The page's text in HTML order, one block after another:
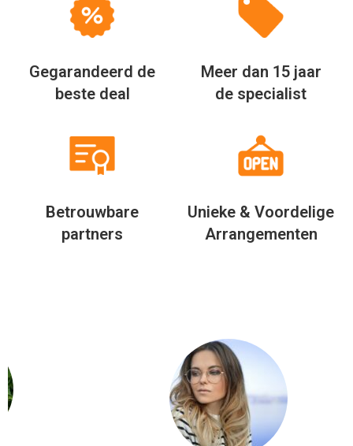
Gegarandeerd de
beste deal
Meer dan 15 jaar
de specialist
Betrouwbare
partners
Unieke & Voordelige
Arrangementen